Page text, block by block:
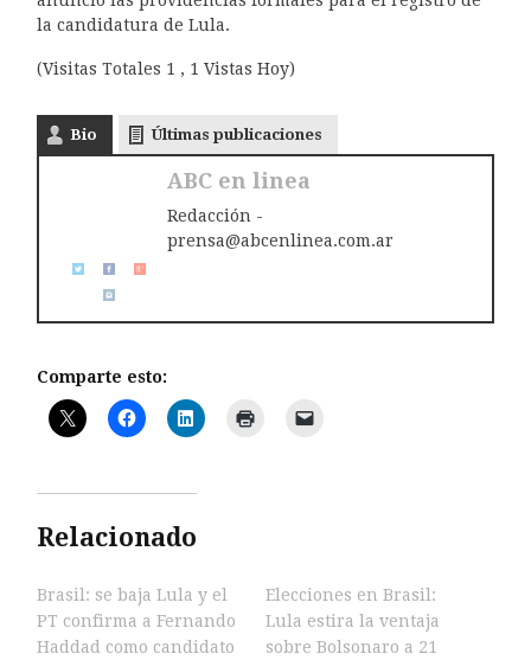
la candidatura de Lula.
(Visitas Totales 1 , 1 Vistas Hoy)
Bio Últimas publicaciones
ABC en linea
Redacción -
prensa@abcenlinea.com.ar
Comparte esto:
Relacionado
Brasil: se baja Lula y el
PT confirma a Fernando
Haddad como candidato
Elecciones en Brasil:
Lula estira la ventaja
sobre Bolsonaro a 21